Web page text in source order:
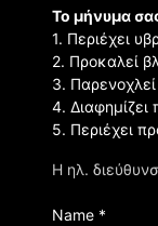
Η ηλ.
Το μήνυμα
1. Περιέχει
2. Προκαλεί
3.
4. Διαφημίζει
5. Περιέχει
Name *